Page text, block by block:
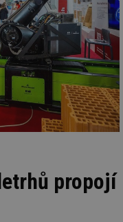
propojí